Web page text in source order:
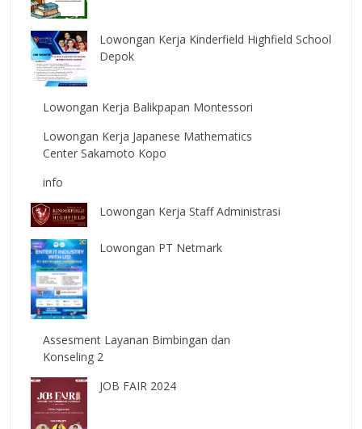
Lowongan Kerja Kinderfield Highfield School
Depok
Lowongan Kerja Balikpapan Montessori
Lowongan Kerja Japanese Mathematics
Center Sakamoto Kopo
info
Lowongan Kerja Staff Administrasi
Lowongan PT Netmark
Assesment Layanan Bimbingan dan
Konseling 2
JOB FAIR 2024